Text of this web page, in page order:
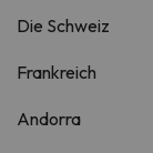
Die Schweiz
Frankreich
Andorra